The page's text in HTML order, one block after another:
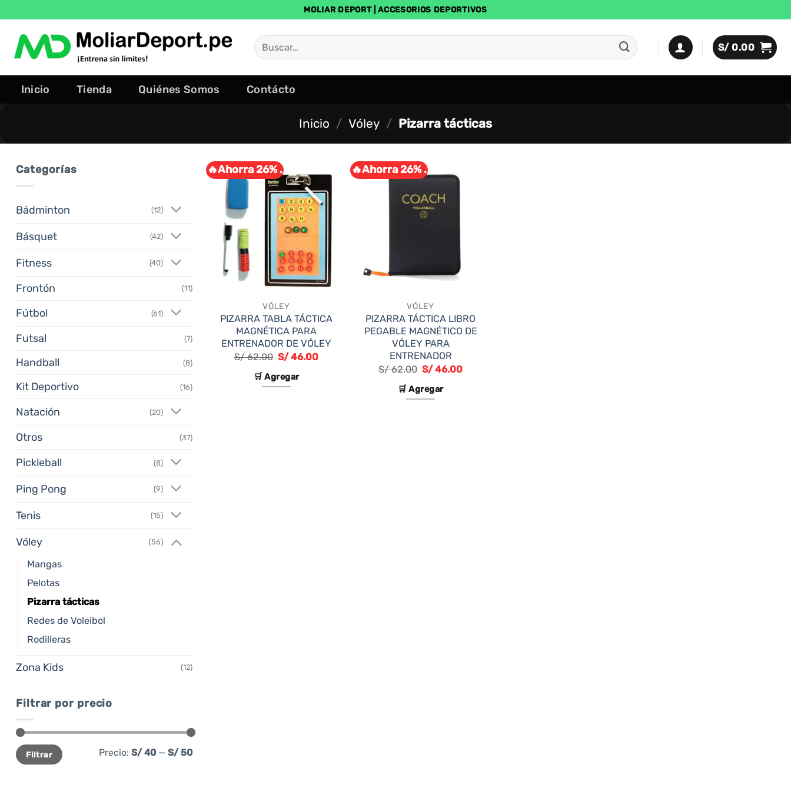
contenido
MOLIAR DEPORT | ACCESORIOS DEPORTIVOS
Buscar
por:
S/0.00
Inicio Tienda Quiénes Somos Contácto
Inicio / Vóley / Pizarra tácticas
Categorías
Bádminton (12)
Básquet (42)
Fitness (40)
Frontón (11)
Fútbol (61)
Futsal (7)
Handball (8)
Kit Deportivo (16)
Natación (20)
Otros (37)
Pickleball (8)
Ping Pong (9)
Tenis (15)
Vóley (56)
Mangas
Pelotas
Pizarra tácticas
Redes de Voleibol
Rodilleras
Zona Kids (12)
Filtrar por precio
Precio
mínimo
Precio
máximo
Filtrar Precio: S/ 40— S/ 50
🔥Ahorra 26% .
VÓLEY
PIZARRA TABLA TÁCTICA
MAGNÉTICA PARA
ENTRENADOR DE VÓLEY
S/62.00 El
original
era:
S/46.00El
🛒 Agregar
🔥Ahorra 26% .
VÓLEY
PIZARRA TÁCTICA LIBRO
PEGABLE MAGNÉTICO DE
VÓLEY PARA
ENTRENADOR
S/62.00 El
original
era:
S/46.00El
🛒 Agregar